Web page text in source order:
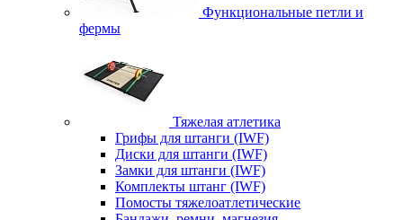
Функциональные петли и
фермы
Тяжелая атлетика
Грифы для штанги (IWF)
Диски для штанги (IWF)
Замки для штанги (IWF)
Комплекты штанг (IWF)
Помосты тяжелоатлетические